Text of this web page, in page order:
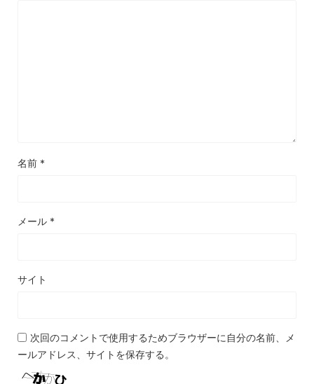
名前 *
メール *
サイト
次回のコメントで使用するためブラウザーに自分の名前、メ
ールアドレス、サイトを保存する。